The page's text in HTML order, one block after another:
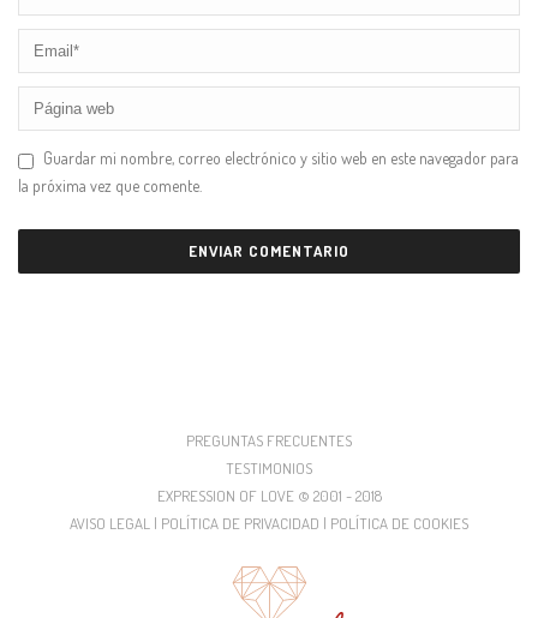
Guardar mi nombre, correo electrónico y sitio web en este navegador para
la próxima vez que comente.
PREGUNTAS FRECUENTES
TESTIMONIOS
EXPRESSION OF LOVE © 2001 - 2018
AVISO LEGAL | POLÍTICA DE PRIVACIDAD | POLÍTICA DE COOKIES